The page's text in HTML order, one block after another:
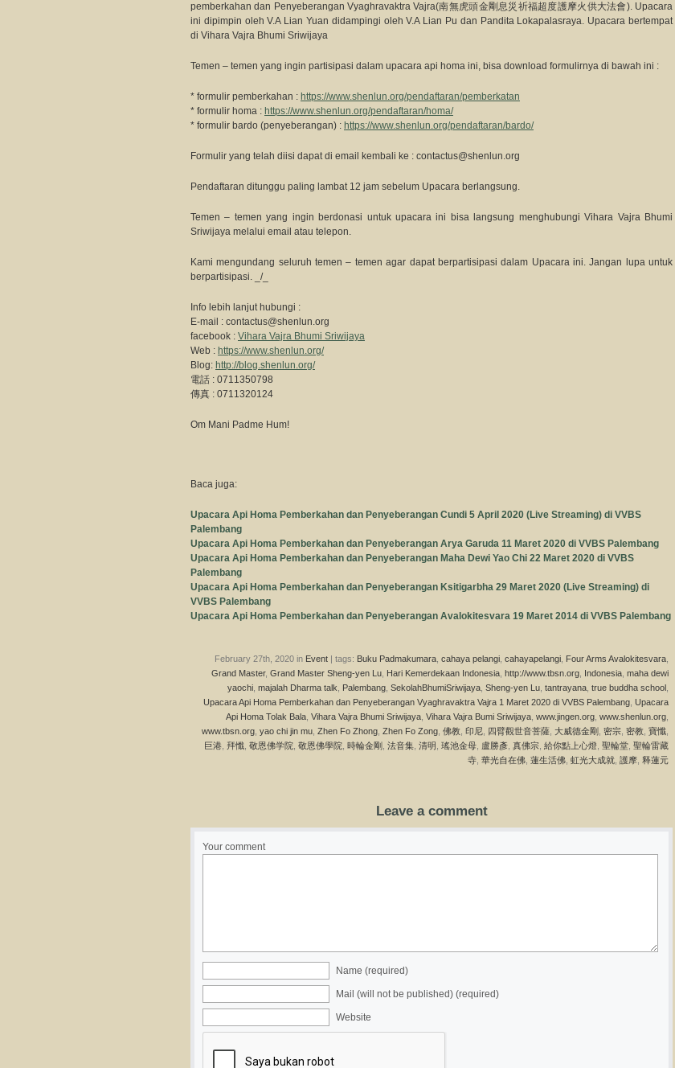
pemberkahan dan Penyeberangan Vyaghravaktra Vajra(南無虎頭金剛息災祈福超度護摩火供大法會). Upacara
ini dipimpin oleh V.A Lian Yuan didampingi oleh V.A Lian Pu dan Pandita Lokapalasraya. Upacara bertempat
di Vihara Vajra Bhumi Sriwijaya
Temen – temen yang ingin partisipasi dalam upacara api homa ini, bisa download formulirnya di bawah ini :
* formulir pemberkahan : https://www.shenlun.org/pendaftaran/pemberkatan
* formulir homa : https://www.shenlun.org/pendaftaran/homa/
* formulir bardo (penyeberangan) : https://www.shenlun.org/pendaftaran/bardo/
Formulir yang telah diisi dapat di email kembali ke : contactus@shenlun.org
Pendaftaran ditunggu paling lambat 12 jam sebelum Upacara berlangsung.
Temen – temen yang ingin berdonasi untuk upacara ini bisa langsung menghubungi Vihara Vajra Bhumi
Sriwijaya melalui email atau telepon.
Kami mengundang seluruh temen – temen agar dapat berpartisipasi dalam Upacara ini. Jangan lupa untuk
berpartisipasi. _/_
Info lebih lanjut hubungi :
E-mail : contactus@shenlun.org
facebook : Vihara Vajra Bhumi Sriwijaya
Web : https://www.shenlun.org/
Blog: http://blog.shenlun.org/
電話 : 0711350798
傳真 : 0711320124
Om Mani Padme Hum!
Baca juga:
Upacara Api Homa Pemberkahan dan Penyeberangan Cundi 5 April 2020 (Live Streaming) di VVBS
Palembang
Upacara Api Homa Pemberkahan dan Penyeberangan Arya Garuda 11 Maret 2020 di VVBS Palembang
Upacara Api Homa Pemberkahan dan Penyeberangan Maha Dewi Yao Chi 22 Maret 2020 di VVBS
Palembang
Upacara Api Homa Pemberkahan dan Penyeberangan Ksitigarbha 29 Maret 2020 (Live Streaming) di
VVBS Palembang
Upacara Api Homa Pemberkahan dan Penyeberangan Avalokitesvara 19 Maret 2014 di VVBS Palembang
February 27th, 2020 in Event | tags: Buku Padmakumara cahaya pelangi cahayapelangi Four Arms Avalokitesvara
Grand Master, Grand Master Sheng-yen Lu Hari Kemerdekaan Indonesia http://www.tbsn.org Indonesia maha dewi
yaochi majalah Dharma talk Palembang SekolahBhumiSriwijaya Sheng-yen Lu tantrayana true buddha school
Upacara Api Homa Pemberkahan dan Penyeberangan Vyaghravaktra Vajra 1 Maret 2020 di VVBS Palembang Upacara
Api Homa Tolak Bala Vihara Vajra Bhumi Sriwijaya Vihara Vajra Bumi Sriwijaya www.jingen.org www.shenlun.org
www.tbsn.org yao chi jin mu Zhen Fo Zhong Zhen Fo Zong 佛教 印尼 四臂觀世音菩薩 大威德金剛 密宗 密教 寶懺
巨港 拜懺 敬恩佛学院 敬恩佛學院 時輪金剛 法音集 清明 瑤池金母 盧勝彥 真佛宗 給你點上心燈 聖輪堂 聖輪雷藏
寺 華光自在佛 蓮生活佛 虹光大成就 護摩 释蓮元
Leave a comment
Your comment
Name (required)
Mail (will not be published) (required)
Website